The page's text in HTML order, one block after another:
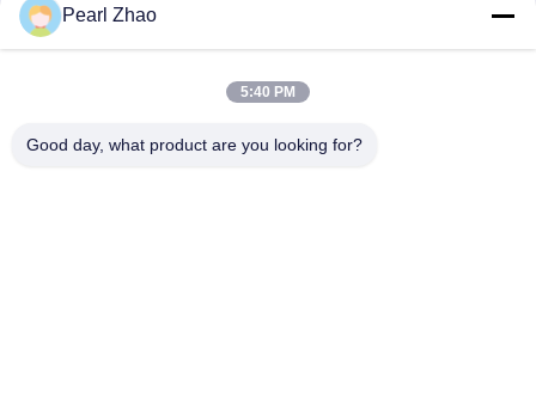
Catégories populaires
métal
Pearl Zhao
5:40 PM
Good day, what product are you looking for?